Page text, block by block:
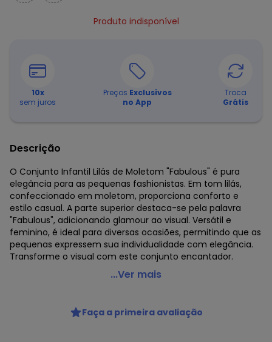
Produto indisponível
10x
sem juros
Preços Exclusivos
no App
Troca
Grátis
Descrição
O Conjunto Infantil Lilás de Moletom "Fabulous" é pura
elegância para as pequenas fashionistas. Em tom lilás,
confeccionado em moletom, proporciona conforto e
estilo casual. A parte superior destaca-se pela palavra
"Fabulous", adicionando glamour ao visual. Versátil e
feminino, é ideal para diversas ocasiões, permitindo que as
pequenas expressem sua individualidade com elegância.
Transforme o visual com este conjunto encantador.
Vida Costeira - Conjunto Infantil de Moletom Fabulous
Código do produto: 8489717
Modelagem: Ampla
...Ver mais
Faça a primeira avaliação